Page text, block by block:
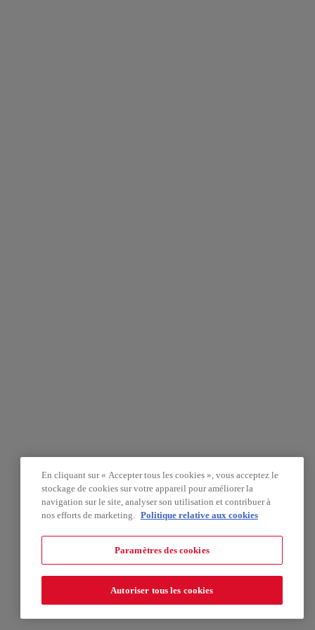
En cliquant sur « Accepter tous les cookies », vous acceptez le
stockage de cookies sur votre appareil pour améliorer la
navigation sur le site, analyser son utilisation et contribuer à
nos efforts de marketing. Politique relative aux cookies
Paramètres des cookies
Autoriser tous les cookies